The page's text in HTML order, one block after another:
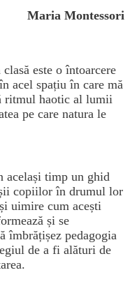
Maria Montessori
este o întoarcere
acel spațiu în care mă
ritmul haotic al lumii
pe care natura le
același timp un ghid
copiilor în drumul lor
uimire cum acești
și se
îmbrățișez pedagogia
de a fi alături de